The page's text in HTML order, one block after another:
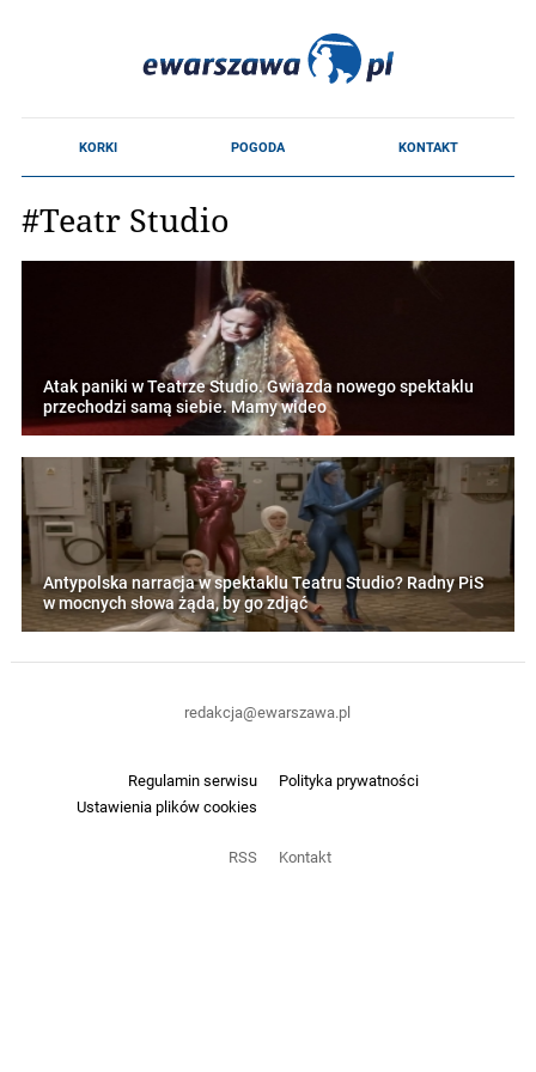
#Teatr Studio
Atak paniki w Teatrze Studio. Gwiazda nowego spektaklu
przechodzi samą siebie. Mamy wideo
Antypolska narracja w spektaklu Teatru Studio? Radny PiS
w mocnych słowa żąda, by go zdjąć
Regulamin serwisu
Polityka prywatności
Ustawienia plików cookies
RSS Kontakt
redakcja@ewarszawa.pl